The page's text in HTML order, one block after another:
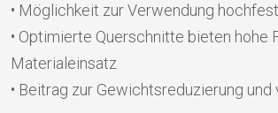
• Möglichkeit zur Verwendung
• Optimierte Querschnitte bieten hohe
Materialeinsatz
• Beitrag zur Gewichtsreduzierung